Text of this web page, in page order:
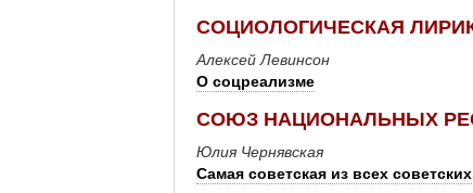
СОЦИОЛОГИЧЕСКАЯ
Алексей Левинсон
О соцреализме
СОЮЗ НАЦИОНАЛЬНЫХ
Юлия Чернявская
Самая советская из всех